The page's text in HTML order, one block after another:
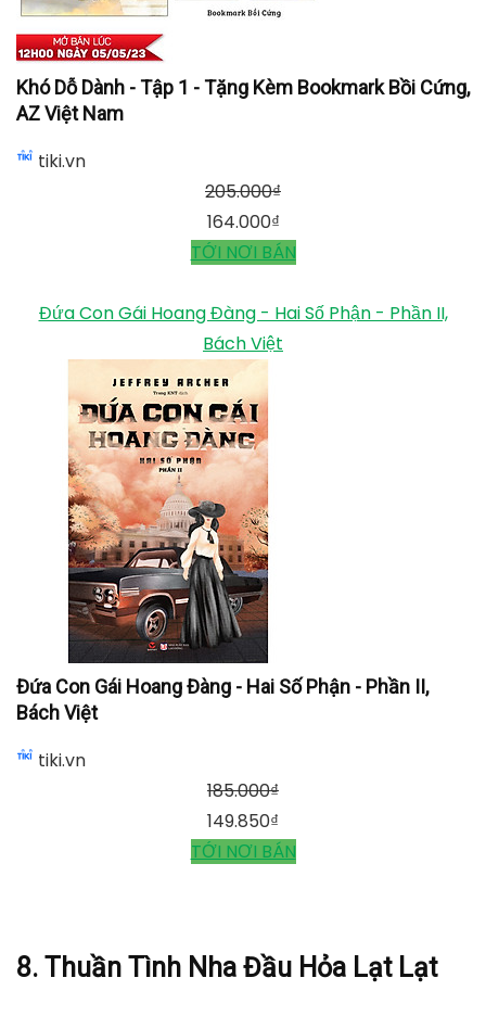
Khó Dỗ Dành - Tập 1 - Tặng Kèm Bookmark Bồi Cứng,
AZ Việt Nam
tiki.vn
205.000₫
164.000₫
TỚI NƠI BÁN
Đứa Con Gái Hoang Đàng - Hai Số Phận - Phần II,
Bách Việt
Đứa Con Gái Hoang Đàng - Hai Số Phận - Phần II,
Bách Việt
tiki.vn
185.000₫
149.850₫
TỚI NƠI BÁN
8. Thuần Tình Nha Đầu Hỏa Lạt Lạt